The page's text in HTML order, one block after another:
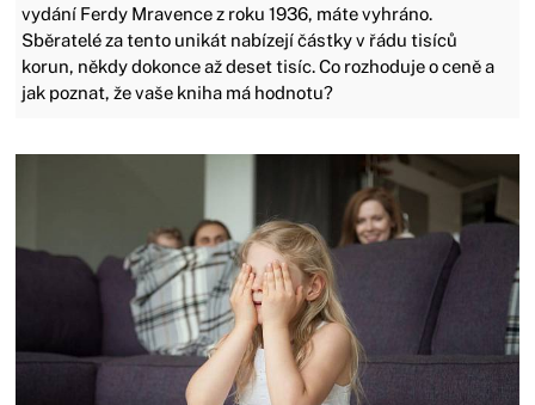
vydání Ferdy Mravence z roku 1936, máte vyhráno.
Sběratelé za tento unikát nabízejí částky v řádu tisíců
korun, někdy dokonce až deset tisíc. Co rozhoduje o ceně a
jak poznat, že vaše kniha má hodnotu?